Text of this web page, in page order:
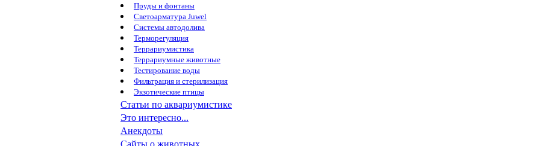
Пруды и фонтаны
Светоарматура Juwel
Системы автодолива
Терморегуляция
Террариумистика
Террариумные животные
Тестирование воды
Фильтрация и стерилизация
Экзотические птицы
Статьи по аквариумистике
Это интересно...
Анекдоты
Сайты о животных